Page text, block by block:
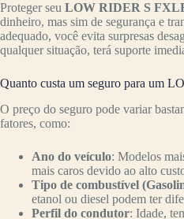
Proteger seu LOW RIDER S
dinheiro, mas sim de segurança e
adequado, você evita surpresas
qualquer situação, terá suporte
Quanto custa um seguro para um
O preço do seguro pode variar
fatores, como:
Ano do veículo: Modelos
mais caros devido ao alto
Tipo de combustível
etanol ou diesel podem ter
Perfil do condutor: Idade,